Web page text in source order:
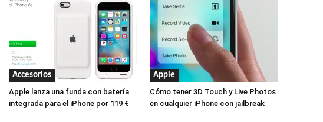
Accesorios
Apple lanza una funda con batería
integrada para el iPhone por 119 €
Apple
Cómo tener 3D Touch y Live Photos
en cualquier iPhone con jailbreak